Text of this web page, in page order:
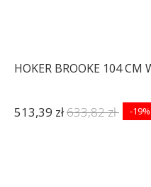
HOKER BROOKE 104 CM
513,39 zł633,82 zł -19%